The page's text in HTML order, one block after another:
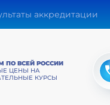
аккредитации
ПО ВСЕЙ РОССИИ
ЦЕНЫ НА
КУРСЫ